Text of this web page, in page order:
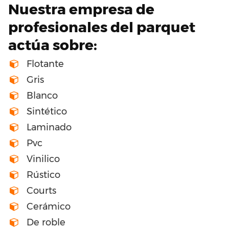
Nuestra empresa de
profesionales del parquet
actúa sobre:
Flotante
Gris
Blanco
Sintético
Laminado
Pvc
Vinilico
Rústico
Courts
Cerámico
De roble